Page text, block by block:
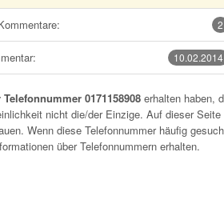
2
10.02.2014
Telefonnummer 0171158908 erhalten haben,
nicht die/der Einzige. Auf dieser Seite
Wenn diese Telefonnummer häufig
über Telefonnummern erhalten.